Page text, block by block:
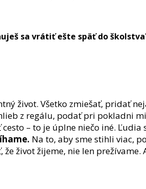
sa vrátiť ešte späť do
život. Všetko zmiešať, pridať
z regálu, podať pri pokladni
– to je úplne niečo iné.
Na to, aby sme stihli viac,
život žijeme, nie len prežívame.